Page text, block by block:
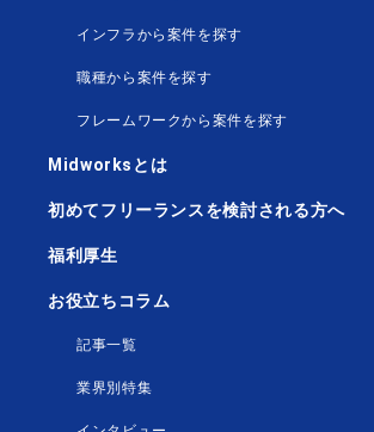
インフラから案件を探す
職種から案件を探す
フレームワークから案件を探す
Midworksとは
初めてフリーランスを検討される方へ
福利厚生
お役立ちコラム
記事一覧
業界別特集